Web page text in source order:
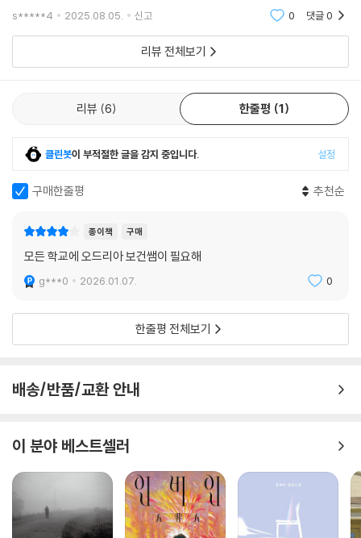
에게 세번의 버려짐을 당했지만 강철 멘탈을 가진 리아.그리고 사람의 마
s*****4 2025.08.05. 신고 0 댓글0
리뷰 전체보기
리뷰 6 한줄평 1
클린봇이 부적절한 글을 감지 중입니다. 설정
구매한줄평 추천순
종이책 구매
모든 학교에 오드리아 보건쌤이 필요해
g***0 2026.01.07. 0
한줄평 전체보기
배송/반품/교환 안내
이 분야 베스트셀러